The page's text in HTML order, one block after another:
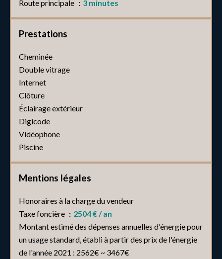
Route principale
3 minutes
Prestations
Cheminée
Double vitrage
Internet
Clôture
Éclairage extérieur
Digicode
Vidéophone
Piscine
Mentions légales
Honoraires à la charge du vendeur
Taxe foncière
2504 € / an
Montant estimé des dépenses annuelles d'énergie pour
un usage standard, établi à partir des prix de l'énergie
de l'année 2021 : 2562€ ~ 3467€